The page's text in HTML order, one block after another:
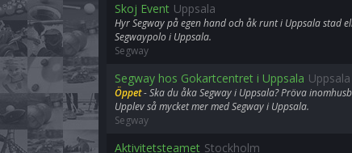
Skoj Event Uppsala
Hyr Segway på egen hand och åk runt i Uppsala stad
Segwaypolo i Uppsala.
Segway
Segway hos Gokartcentret i Uppsala Uppsala
Öppet- Ska du åka Segway i Uppsala? Pröva
Upplev så mycket mer med Segway i Uppsala.
Segway
Aktivitetsteamet Stockholm